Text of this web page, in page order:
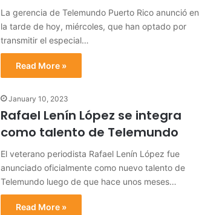
La gerencia de Telemundo Puerto Rico anunció en
la tarde de hoy, miércoles, que han optado por
transmitir el especial…
Read More »
January 10, 2023
Rafael Lenín López se integra
como talento de Telemundo
El veterano periodista Rafael Lenín López fue
anunciado oficialmente como nuevo talento de
Telemundo luego de que hace unos meses…
Read More »